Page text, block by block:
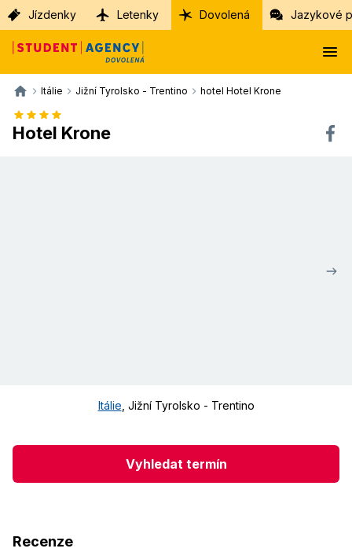
Jízdenky Letenky Dovolená Jazykové
Itálie Jižní Tyrolsko - Trentino hotel Hotel Krone
Hotel Krone
Itálie Jižní Tyrolsko - Trentino
Vyhledat termín
Recenze